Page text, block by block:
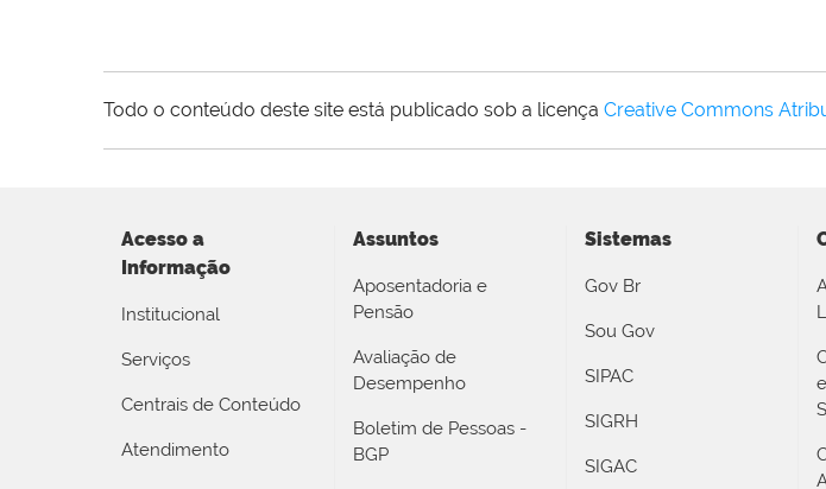
Todo o conteúdo deste site está publicado sob a licença Creative Commons
Acesso a
Informação
Institucional
Serviços
Centrais de Conteúdo
Atendimento
Assuntos
Aposentadoria e
Pensão
Avaliação de
Desempenho
Boletim de Pessoas -
BGP
Sistemas
Gov Br
Sou Gov
SIPAC
SIGRH
SIGAC